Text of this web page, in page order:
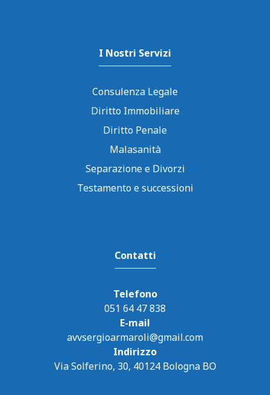
I Nostri Servizi
Consulenza Legale
Diritto Immobiliare
Diritto Penale
Malasanità
Separazione e Divorzi
Testamento e successioni
Contatti
Telefono
051 64 47 838
E-mail
avvsergioarmaroli@gmail.com
Indirizzo
Via Solferino, 30, 40124 Bologna BO